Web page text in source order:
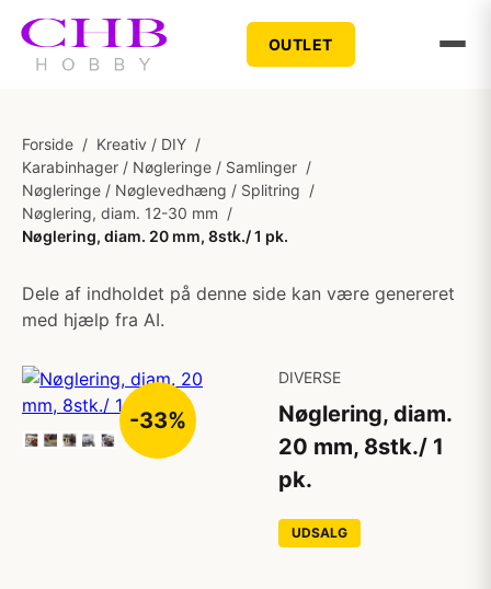
OUTLET
Forside / Kreativ / DIY /
Karabinhager / Nøgleringe / Samlinger /
Nøgleringe / Nøglevedhæng / Splitring /
Nøglering, diam. 12-30 mm /
Nøglering, diam. 20 mm, 8stk./ 1 pk.
Dele af indholdet på denne side kan være genereret
med hjælp fra AI.
-33%
DIVERSE
Nøglering, diam.
20 mm, 8stk./ 1
pk.
UDSALG